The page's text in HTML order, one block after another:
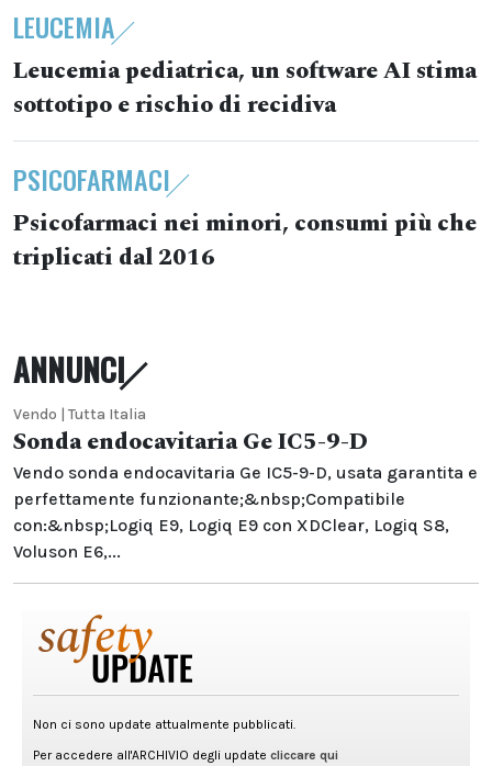
LEUCEMIA
Leucemia pediatrica, un software AI stima
sottotipo e rischio di recidiva
PSICOFARMACI
Psicofarmaci nei minori, consumi più che
triplicati dal 2016
ANNUNCI
Vendo | Tutta Italia
Sonda endocavitaria Ge IC5-9-D
Vendo sonda endocavitaria Ge IC5-9-D, usata garantita e
perfettamente funzionante;&nbsp;Compatibile
con:&nbsp;Logiq E9, Logiq E9 con XDClear, Logiq S8,
Voluson E6,...